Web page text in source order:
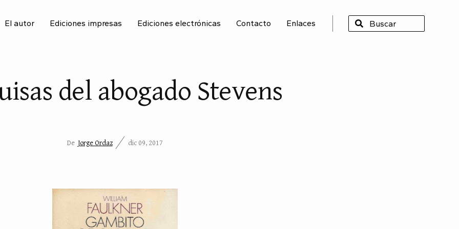
El autor Ediciones impresas Ediciones electrónicas Contacto Enlaces
BUSCAR
del abogado Stevens
De Jorge Ordaz dic 09, 2017